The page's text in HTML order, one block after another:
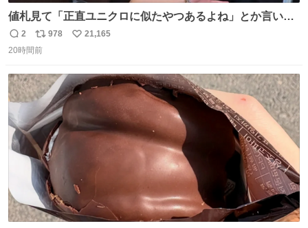
値札見て「正直ユニクロに似たやつあるよね」とか言い出
すの好きすぎるWWWWWWWWWWWWW こちら側と同じ
感覚助かる🙂‍↕️🙂‍↕️🙂‍↕️
返
信
2
リ
ポ
ト
数
978
い
数
21,165
20時間前